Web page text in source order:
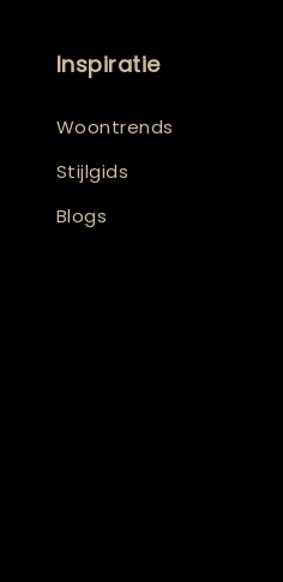
Inspiratie
Woontrends
Stijlgids
Blogs